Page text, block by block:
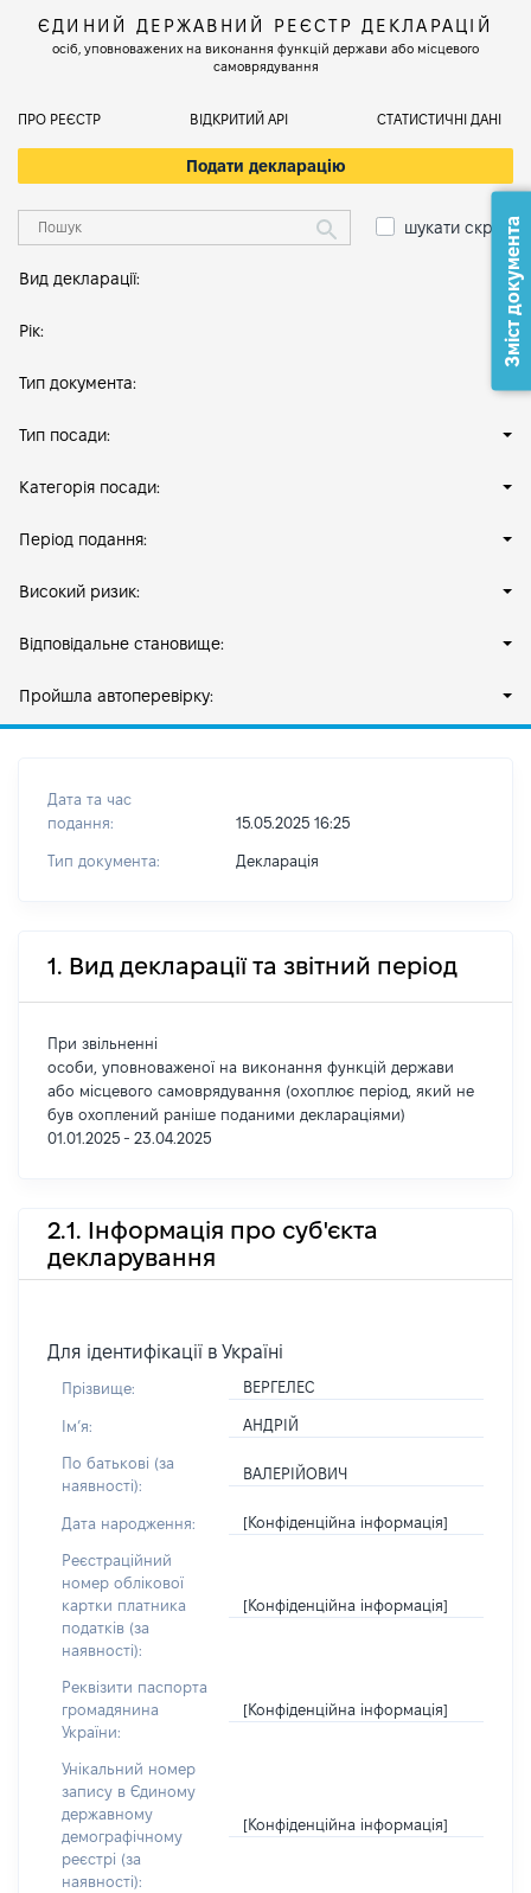
ЄДИНИЙ ДЕРЖАВНИЙ РЕЄСТР ДЕКЛАРАЦІЙ
осіб, уповноважених на виконання функцій держави або місцевого
самоврядування
ПРО РЕЄСТР ВІДКРИТИЙ АРІ СТАТИСТИЧНІ ДАНІ
Подати декларацію
шукати скрізь
Вид декларації:
Рік:
Тип документа:
Тип посади:
Категорія посади:
Період подання:
Високий ризик:
Відповідальне становище:
Пройшла автоперевірку:
Дата та час
подання:
15.05.2025 16:25
Тип документа: Декларація
1. Вид декларації та звітний період
При звільненні
особи, уповноваженої на виконання функцій держави
або місцевого самоврядування (охоплює період, який не
був охоплений раніше поданими деклараціями)
01.01.2025 - 23.04.2025
2.1. Інформація про суб'єкта
декларування
Для ідентифікації в Україні
Прізвище: ВЕРГЕЛЕС
Імʼя: АНДРІЙ
По батькові (за
наявності):
ВАЛЕРІЙОВИЧ
Дата народження: [Конфіденційна інформація]
Реєстраційний
номер облікової
картки платника
податків (за
наявності):
[Конфіденційна інформація]
Реквізити паспорта
громадянина
України:
[Конфіденційна інформація]
Унікальний номер
запису в Єдиному
державному
демографічному
реєстрі (за
наявності):
[Конфіденційна інформація]
Зміст документа